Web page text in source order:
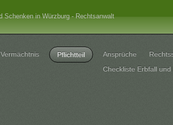
Schenken in Würzburg - Rechtsanwalt
Vermächtnis Pflichtteil Ansprüche
Checkliste Erbfall und